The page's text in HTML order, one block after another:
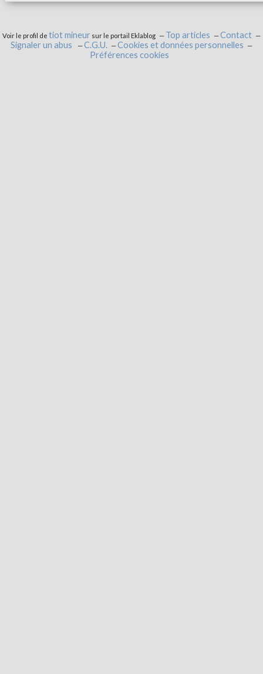
Voir le profil de tiot mineur sur le portail Eklablog Top articles
Contact
Signaler un abus
C.G.U.
Cookies et données personnelles
Préférences cookies